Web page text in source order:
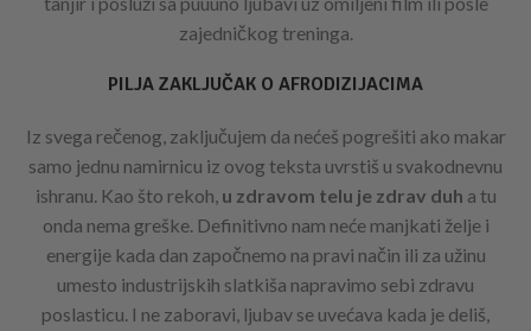
zajedničkog treninga.
PILJA ZAKLJUČAK O AFRODIZIJACIMA
Iz svega rečenog, zaključujem da nećeš pogrešiti ako makar
samo jednu namirnicu iz ovog teksta uvrstiš u svakodnevnu
ishranu. Kao što rekoh, u zdravom telu je zdrav duh a tu
onda nema greške. Definitivno nam neće manjkati želje i
energije kada dan započnemo na pravi način ili za užinu
umesto industrijskih slatkiša napravimo sebi zdravu
poslasticu. I ne zaboravi, ljubav se uvećava kada je deliš,